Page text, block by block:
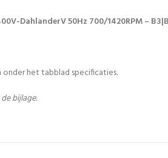
DahlanderV 50Hz 700/1420RPM –
het tabblad specificaties.
bijlage.